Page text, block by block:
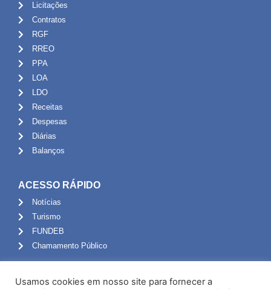
Licitações
Contratos
RGF
RREO
PPA
LOA
LDO
Receitas
Despesas
Diárias
Balanços
ACESSO RÁPIDO
Notícias
Turismo
FUNDEB
Chamamento Público
Usamos cookies em nosso site para fornecer a